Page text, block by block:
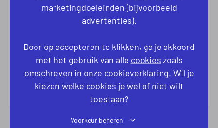
YAËL BOS
+31 6 51695375
yael@procestechniek.nl
marketingdoeleinden (bijvoorbeeld
advertenties).
Door op accepteren te klikken, ga je akkoord
met het gebruik van alle cookies zoals
omschreven in onze cookieverklaring. Wil je
kiezen welke cookies je wel of niet wilt
toestaan?
Voorkeur beheren